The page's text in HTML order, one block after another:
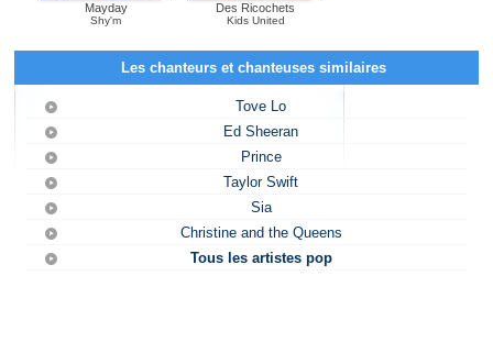
Mayday
Shy'm
Des Ricochets
Kids United
Les chanteurs et chanteuses similaires
Tove Lo
Ed Sheeran
Prince
Taylor Swift
Sia
Christine and the Queens
Tous les artistes pop